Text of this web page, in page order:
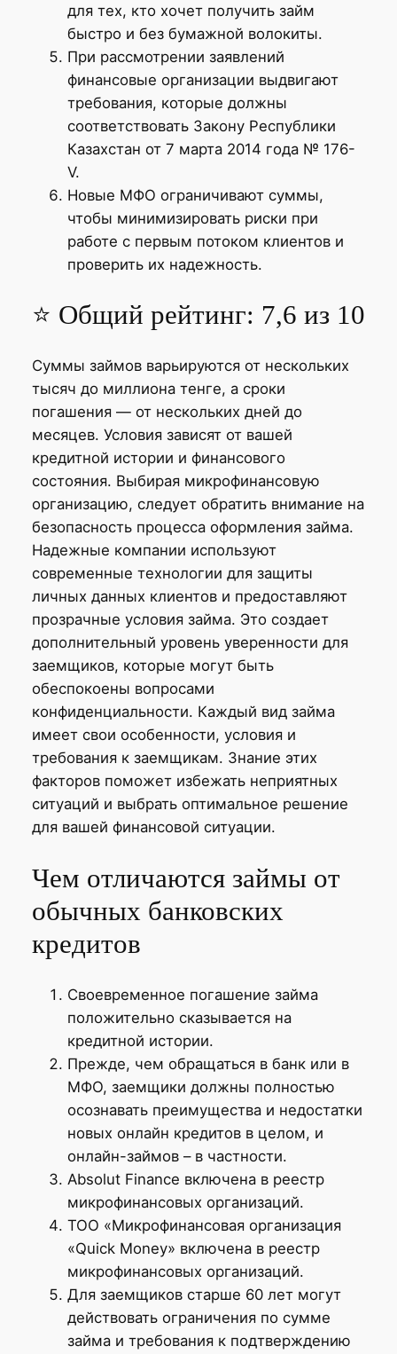
для тех, кто хочет получить займ
быстро и без бумажной волокиты.
При рассмотрении заявлений
финансовые организации выдвигают
требования, которые должны
соответствовать Закону Республики
Казахстан от 7 марта 2014 года № 176-
V.
Новые МФО ограничивают суммы,
чтобы минимизировать риски при
работе с первым потоком клиентов и
проверить их надежность.
⭐ Общий рейтинг: 7,6 из 10
Суммы займов варьируются от нескольких
тысяч до миллиона тенге, а сроки
погашения — от нескольких дней до
месяцев. Условия зависят от вашей
кредитной истории и финансового
состояния. Выбирая микрофинансовую
организацию, следует обратить внимание на
безопасность процесса оформления займа.
Надежные компании используют
современные технологии для защиты
личных данных клиентов и предоставляют
прозрачные условия займа. Это создает
дополнительный уровень уверенности для
заемщиков, которые могут быть
обеспокоены вопросами
конфиденциальности. Каждый вид займа
имеет свои особенности, условия и
требования к заемщикам. Знание этих
факторов поможет избежать неприятных
ситуаций и выбрать оптимальное решение
для вашей финансовой ситуации.
Чем отличаются займы от
обычных банковских
кредитов
Своевременное погашение займа
положительно сказывается на
кредитной истории.
Прежде, чем обращаться в банк или в
МФО, заемщики должны полностью
осознавать преимущества и недостатки
новых онлайн кредитов в целом, и
онлайн-займов – в частности.
Absolut Finance включена в реестр
микрофинансовых организаций.
ТОО «Микрофинансовая организация
«Quick Money» включена в реестр
микрофинансовых организаций.
Для заемщиков старше 60 лет могут
действовать ограничения по сумме
займа и требования к подтверждению